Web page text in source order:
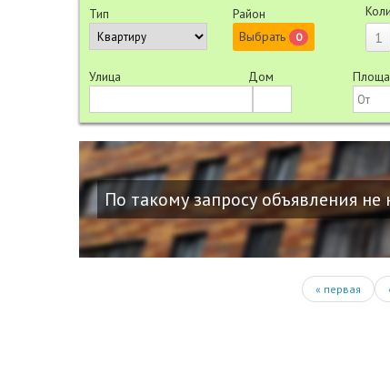
Тип
Район
Выбрать
0 1
Улица Дом
По такому запросу объявления не
« первая